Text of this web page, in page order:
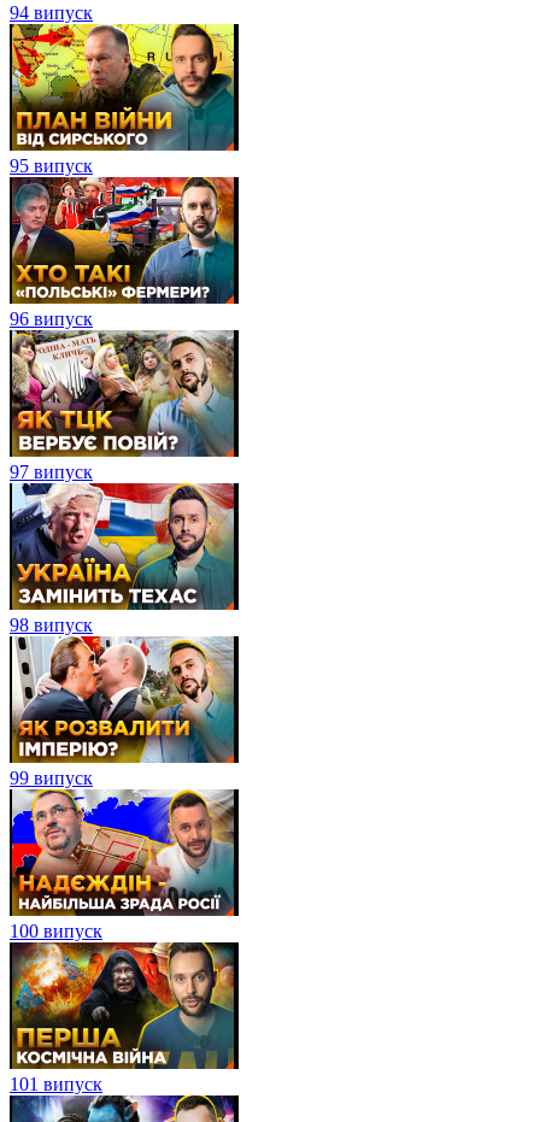
94 випуск
95 випуск
96 випуск
97 випуск
98 випуск
99 випуск
100 випуск
101 випуск